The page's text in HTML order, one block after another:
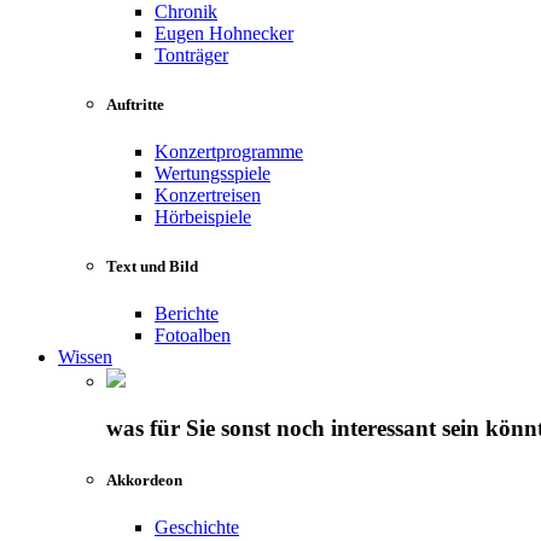
Chronik
Eugen Hohnecker
Tonträger
Auftritte
Konzertprogramme
Wertungsspiele
Konzertreisen
Hörbeispiele
Text und Bild
Berichte
Fotoalben
Wissen
was für Sie sonst noch interessant sein
Akkordeon
Geschichte